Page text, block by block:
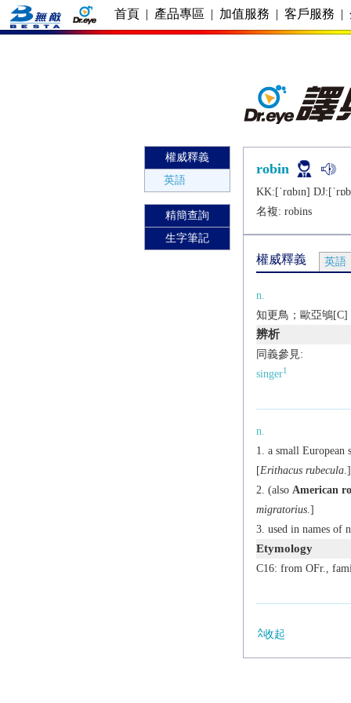
首頁 | 產品專區 | 加值服務 | 客戶服務 |
權威釋義
英語
精簡查詢
生字筆記
robin
KK:[ˈrɑbɪn]
名複: robins
權威釋義 英語
n.
知更鳥；歐亞鴝[C]
辨析
同義參見:
singer1
n.
a small European
[Erithacus rubecula.]
(also American
migratorius.]
used in names of
Etymology
C16: from OFr.,
收起